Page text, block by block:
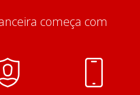
começa com